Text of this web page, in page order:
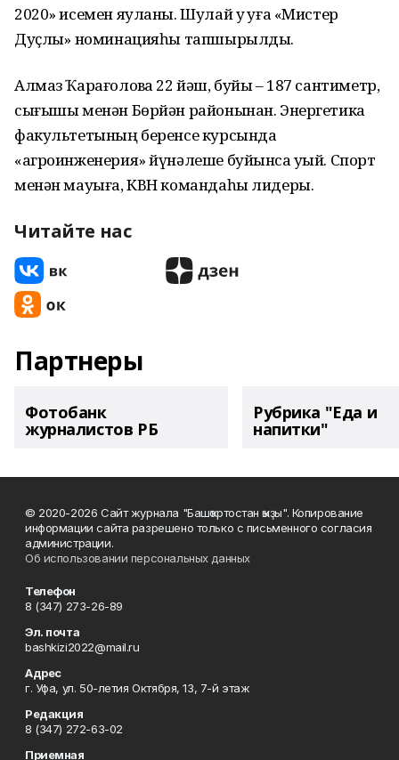
2020» исемен яуланы. Шулай уҡ уға «Мистер
Дуҫлыҡ» номинацияһы тапшырылды.
Алмаз Ҡарағоловҡа 22 йәш, буйы – 187 сантиметр,
сығышы менән Бөрйән районынан. Энергетика
факультетының беренсе курсында
«агроинженерия» йүнәлеше буйынса уҡый. Спорт
менән мауыға, КВН командаһы лидеры.
Читайте нас
Партнеры
Фотобанк
журналистов РБ
Рубрика "Еда и
напитки"
© 2020-2026 Сайт журнала "Башҡортостан ҡыҙы". Копирование
информации сайта разрешено только с письменного согласия
администрации.
Об использовании персональных данных
Телефон
8 (347) 273-26-89
Эл. почта
bashkizi2022@mail.ru
Адрес
г. Уфа, ул. 50-летия Октября, 13, 7-й этаж
Редакция
8 (347) 272-63-02
Приемная